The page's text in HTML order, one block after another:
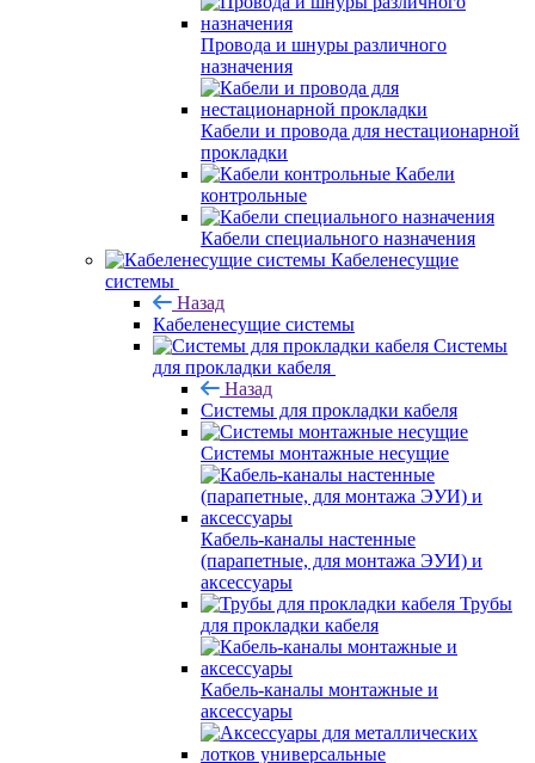
Провода и шнуры различного
назначения
Кабели и провода для нестационарной
прокладки
Кабели
контрольные
Кабели специального назначения
Кабеленесущие
системы
Назад
Кабеленесущие системы
Системы
для прокладки кабеля
Назад
Системы для прокладки кабеля
Системы монтажные несущие
Кабель-каналы настенные
(парапетные, для монтажа ЭУИ) и
аксессуары
Трубы
для прокладки кабеля
Кабель-каналы монтажные и
аксессуары